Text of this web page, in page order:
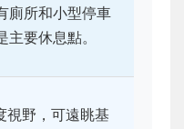
廁所和小型停車
主要休息點。
視野，可遠眺基